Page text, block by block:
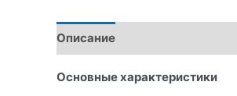
Описание
Основные характеристики